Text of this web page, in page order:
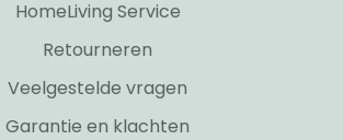
HomeLiving Service
Retourneren
Veelgestelde vragen
Garantie en klachten